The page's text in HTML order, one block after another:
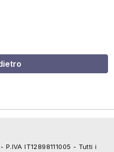
IT12898111005 - Tutti i